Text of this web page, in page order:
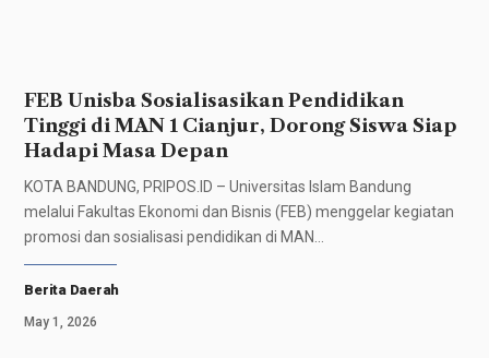
FEB Unisba Sosialisasikan Pendidikan
Tinggi di MAN 1 Cianjur, Dorong Siswa Siap
Hadapi Masa Depan
KOTA BANDUNG, PRIPOS.ID – Universitas Islam Bandung
melalui Fakultas Ekonomi dan Bisnis (FEB) menggelar kegiatan
promosi dan sosialisasi pendidikan di MAN…
Berita Daerah
May 1, 2026